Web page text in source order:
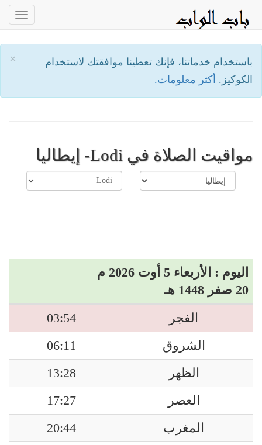
×
باستخدام خدماتنا، فإنك تعطينا موافقتك لاستخدام
الكوكيز. أكثر معلومات.
مواقيت الصلاة في Lodi- إيطاليا
اليوم : الأربعاء 5 أوت 2026 م
20 صفر 1448 هـ
الفجر
03:54
الشروق
06:11
الظهر
13:28
العصر
17:27
المغرب
20:44